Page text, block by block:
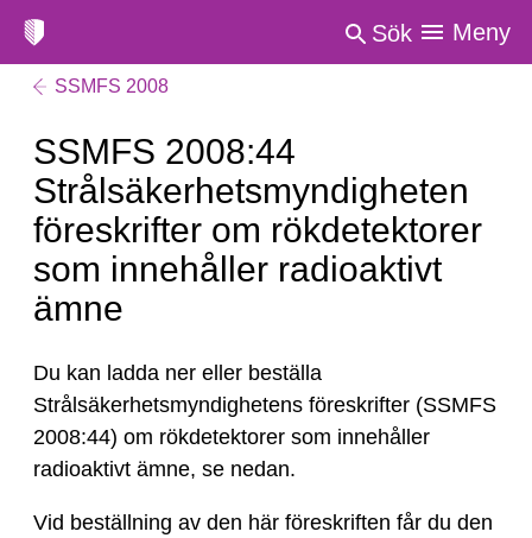
Sök Meny
SSMFS 2008
SSMFS 2008:44
Strålsäkerhetsmyndigheten
föreskrifter om rökdetektorer
som innehåller radioaktivt
ämne
Du kan ladda ner eller beställa
Strålsäkerhetsmyndighetens föreskrifter (SSMFS
2008:44) om rökdetektorer som innehåller
radioaktivt ämne, se nedan.
Vid beställning av den här föreskriften får du den